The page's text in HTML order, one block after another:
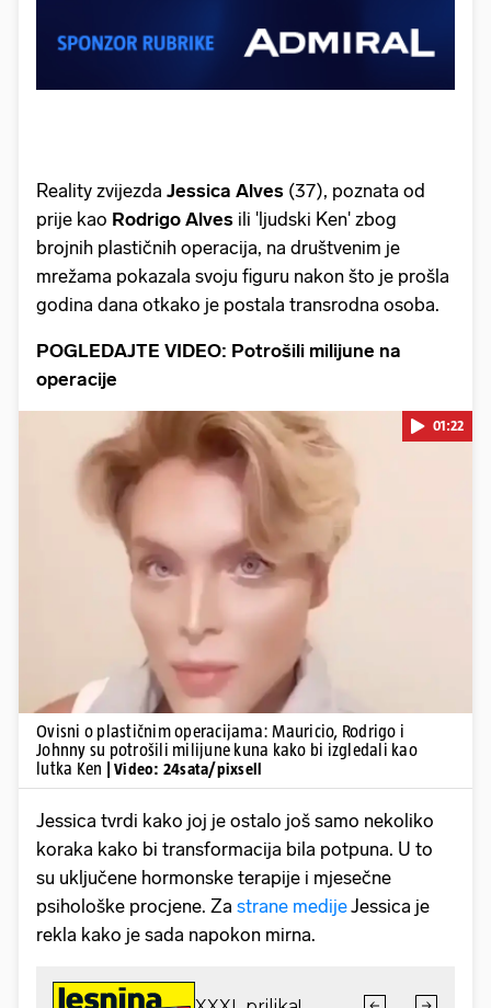
Reality zvijezda Jessica Alves (37), poznata od
prije kao Rodrigo Alves ili 'ljudski Ken' zbog
brojnih plastičnih operacija, na društvenim je
mrežama pokazala svoju figuru nakon što je prošla
godina dana otkako je postala transrodna osoba.
POGLEDAJTE VIDEO: Potrošili milijune na
operacije
Pokretanje videa...
01:22
Ovisni o plastičnim operacijama: Mauricio, Rodrigo i
Johnny su potrošili milijune kuna kako bi izgledali kao
lutka Ken
| Video: 24sata/pixsell
Jessica tvrdi kako joj je ostalo još samo nekoliko
koraka kako bi transformacija bila potpuna. U to
su uključene hormonske terapije i mjesečne
psihološke procjene. Za strane medijeJessica je
rekla kako je sada napokon mirna.